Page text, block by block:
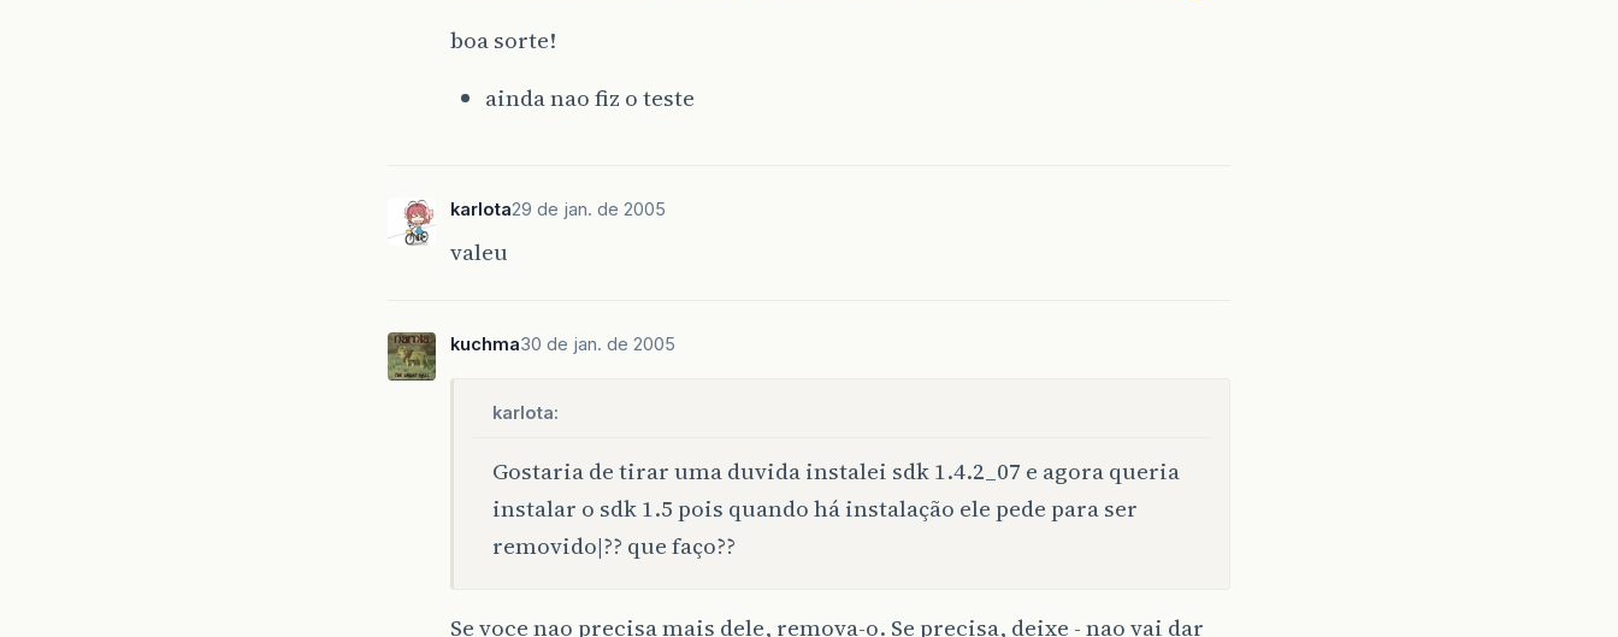
boa sorte!
ainda nao fiz o teste
karlota29 de jan. de 2005
valeu
kuchma30 de jan. de 2005
karlota:
Gostaria de tirar uma duvida instalei sdk 1.4.2_07 e agora queria
instalar o sdk 1.5 pois quando há instalação ele pede para ser
removido|?? que faço??
Se voce nao precisa mais dele, remova-o. Se precisa, deixe - nao vai dar